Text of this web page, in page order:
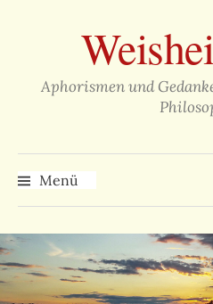
überspringen
Aphorismen und
Menü